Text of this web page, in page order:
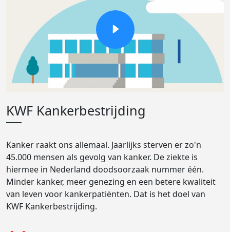
KWF Kankerbestrijding
Kanker raakt ons allemaal. Jaarlijks sterven er zo'n
45.000 mensen als gevolg van kanker. De ziekte is
hiermee in Nederland doodsoorzaak nummer één.
Minder kanker, meer genezing en een betere kwaliteit
van leven voor kankerpatiënten. Dat is het doel van
KWF Kankerbestrijding.